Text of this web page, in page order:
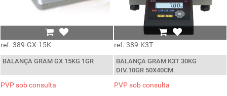
ref. 389-GX-15K
BALANÇA GRAM GX 15KG 1GR
PVP sob consulta
ref. 389-K3T
BALANÇA GRAM K3T 30KG
DIV.10GR 50X40CM
PVP sob consulta